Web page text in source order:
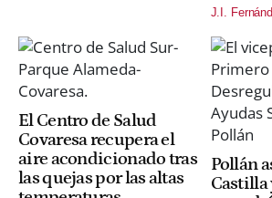
J.I.
El Centro de Salud
Covaresa recupera el
aire acondicionado tras
las quejas por las altas
Pollán
Castilla